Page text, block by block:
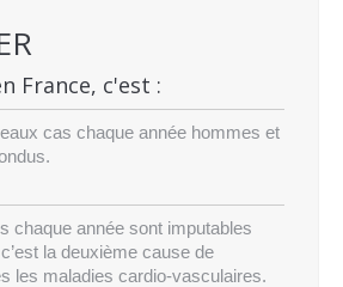
France, c'est :
cas chaque année hommes et
chaque année sont imputables
la deuxième cause de
les maladies cardio-vasculaires.